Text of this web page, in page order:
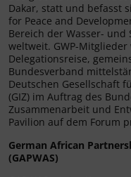
Dakar, statt und befasst
for Peace and
Bereich der Wasser-
weltweit. GWP-
Delegationsreise,
Bundesverband
Deutschen Gesellschaft
(GIZ) im Auftrag des
Zusammenarbeit und
Pavilion auf dem Forum
German African
(GAPWAS)